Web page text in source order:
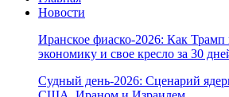
Новости
Иранское фиаско-2026: Как Трамп
экономику и свое кресло за 30
Судный день-2026: Сценарий